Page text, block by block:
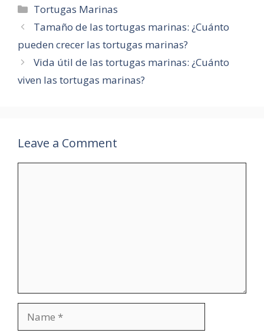
Categories
Tortugas Marinas
Tamaño de las tortugas marinas: ¿Cuánto
pueden crecer las tortugas marinas?
Vida útil de las tortugas marinas: ¿Cuánto
viven las tortugas marinas?
Leave a Comment